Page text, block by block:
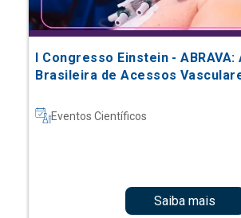
I Congresso Einstein -
Brasileira de Acessos
Eventos Científicos
Saiba mais